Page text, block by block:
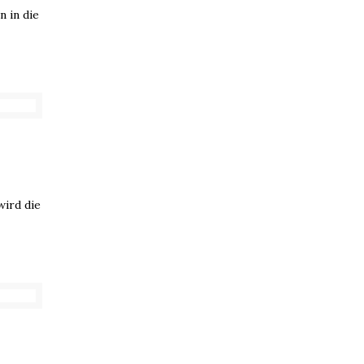
in die
die